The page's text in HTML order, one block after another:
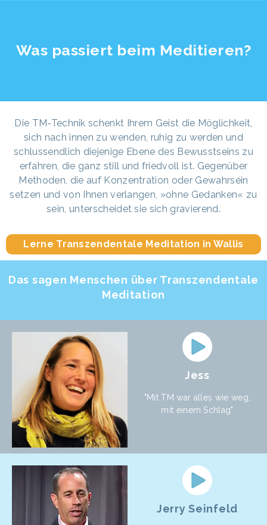
Was passiert beim Meditieren?
Die TM-Technik schenkt Ihrem Geist die Möglichkeit,
sich nach innen zu wenden, ruhig zu werden und
schlussendlich diejenige Ebene des Bewusstseins zu
erfahren, die ganz still und friedvoll ist. Gegenüber
Methoden, die auf Konzentration oder Gewahrsein
setzen und von Ihnen verlangen, »ohne Gedanken« zu
sein, unterscheidet sie sich gravierend.
Lerne Transzendentale Meditation in Wallis
Das sagen Menschen über Transzendentale
Meditation
Jess
"Mit TM war alles wie weg,
mit einem Schlag"
Jerry Seinfeld